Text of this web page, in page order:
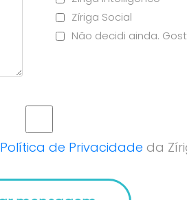
Zíriga Social
Não decidi ainda.
Política de Privacidade da